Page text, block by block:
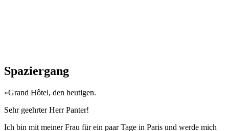
Spaziergang
»Grand Hôtel, den heutigen.
Sehr geehrter Herr Panter!
Ich bin mit meiner Frau für ein paar Tage in Paris und werde mich